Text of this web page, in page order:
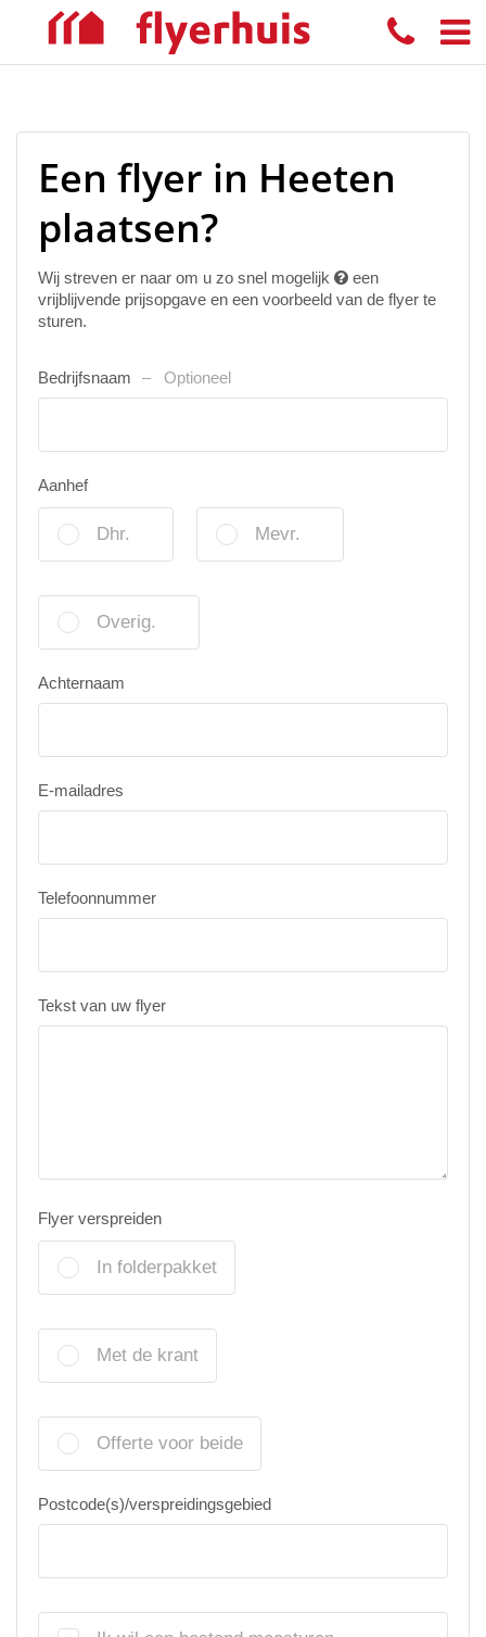
Een flyer in Heeten
plaatsen?
Wij streven er naar om u zo snel mogelijk
een
vrijblijvende prijsopgave en een voorbeeld van de flyer te
sturen.
Bedrijfsnaam Optioneel
Aanhef
Dhr. Mevr.
Overig.
Achternaam
E-mailadres
Telefoonnummer
Tekst van uw flyer
Flyer verspreiden
In folderpakket
Met de krant
Offerte voor beide
Postcode(s)/verspreidingsgebied